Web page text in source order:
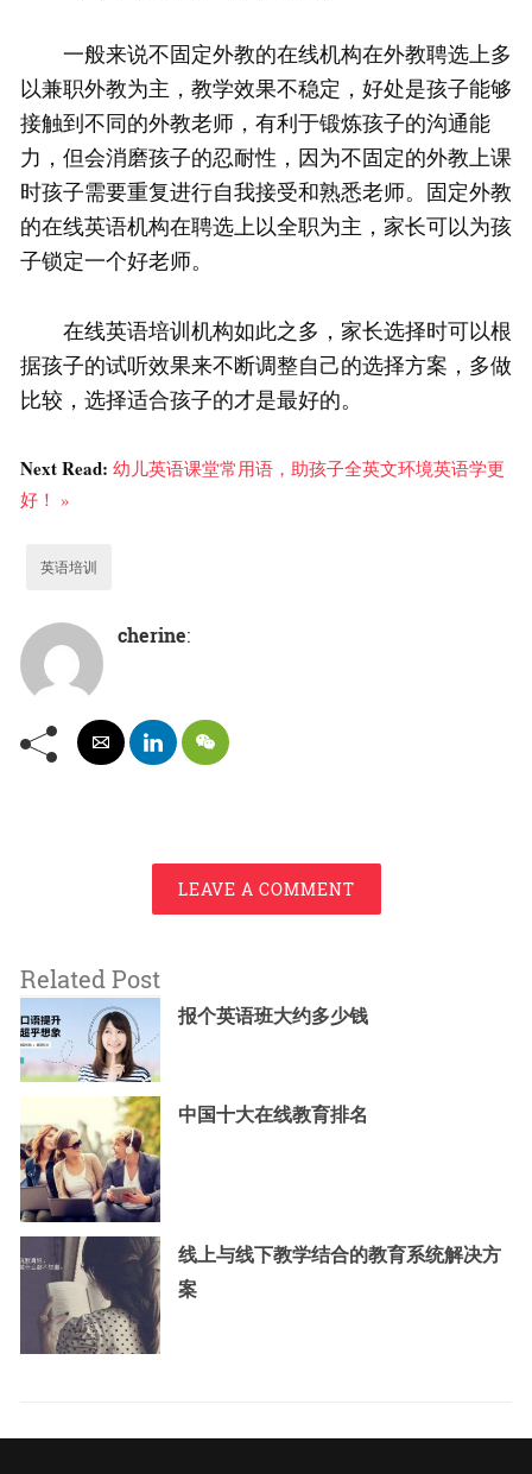
一般来说不固定外教的在线机构在外教聘选上多
以兼职外教为主，教学效果不稳定，好处是孩子能够
接触到不同的外教老师，有利于锻炼孩子的沟通能
力，但会消磨孩子的忍耐性，因为不固定的外教上课
时孩子需要重复进行自我接受和熟悉老师。固定外教
的在线英语机构在聘选上以全职为主，家长可以为孩
子锁定一个好老师。
在线英语培训机构如此之多，家长选择时可以根
据孩子的试听效果来不断调整自己的选择方案，多做
比较，选择适合孩子的才是最好的。
Next Read: 幼儿英语课堂常用语，助孩子全英文环境英语学更
好！ »
英语培训
cherine:
LEAVE A COMMENT
Related Post
报个英语班大约多少钱
中国十大在线教育排名
线上与线下教学结合的教育系统解决方
案